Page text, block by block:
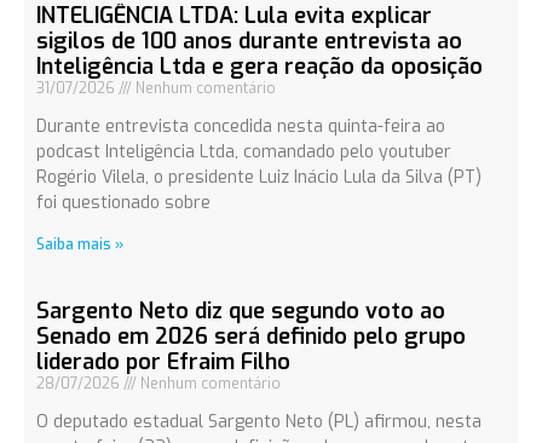
INTELIGÊNCIA LTDA: Lula evita explicar
sigilos de 100 anos durante entrevista ao
Inteligência Ltda e gera reação da oposição
31/07/2026 Nenhum comentário
Durante entrevista concedida nesta quinta-feira ao
podcast Inteligência Ltda, comandado pelo youtuber
Rogério Vilela, o presidente Luiz Inácio Lula da Silva (PT)
foi questionado sobre
Saiba mais »
Sargento Neto diz que segundo voto ao
Senado em 2026 será definido pelo grupo
liderado por Efraim Filho
28/07/2026 Nenhum comentário
O deputado estadual Sargento Neto (PL) afirmou, nesta